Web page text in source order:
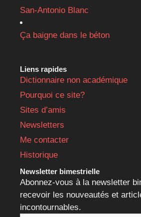
San-Antonio Blanc
Ça baigne dans le béton
Liens rapides
Dictionnaire non académique
Pourquoi ce site?
Sites d’amis
Newsletters
Me contacter
Historique
Newsletter bimestrielle
Abonnez-vous à la newsletter
recevoir les nouveautés et
incontournables.